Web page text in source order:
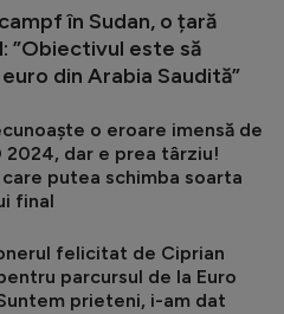
în Sudan, o țară
”Obiectivul este să
din Arabia Saudită”
o eroare imensă de
2024, dar e prea târziu!
putea schimba soarta
final
felicitat de Ciprian
parcursul de la Euro
prieteni, i-am dat